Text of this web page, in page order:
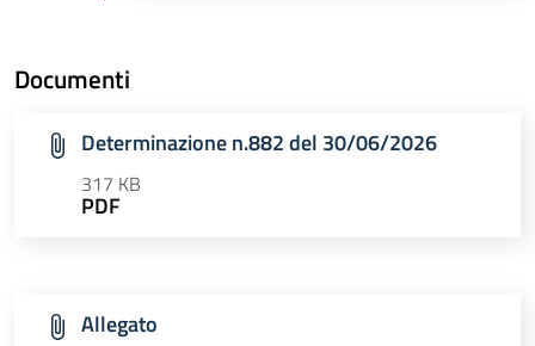
Documenti
Determinazione n.882 del 30/06/2026
317 KB
PDF
Allegato